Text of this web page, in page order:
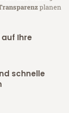
planen
Ihre
schnelle